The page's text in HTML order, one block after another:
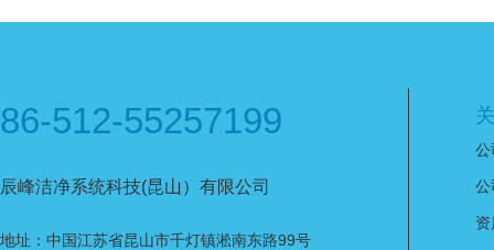
86-512-55257199
辰峰洁净系统科技(昆山）有限公司
地址：中国江苏省昆山市千灯镇淞南东路99号
公
公